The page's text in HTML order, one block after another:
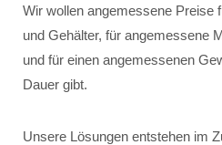
Wir wollen angemessene Preise
und Gehälter, für angemessene
und für einen angemessenen
Dauer gibt.
Unsere Lösungen entstehen im